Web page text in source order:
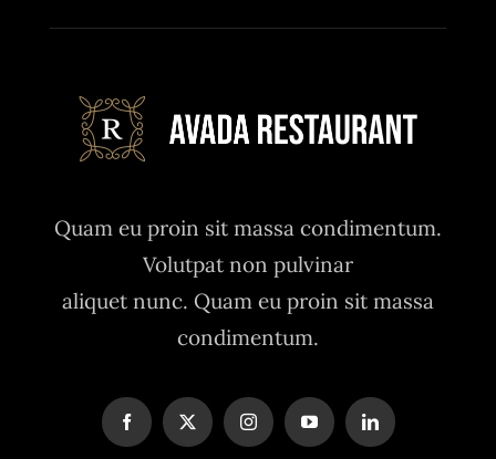
Quam eu proin sit massa condimentum.
Volutpat non pulvinar
aliquet nunc. Quam eu proin sit massa
condimentum.